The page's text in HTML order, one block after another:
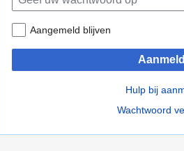
Aangemeld blijven
Hulp bij
Wachtwoord